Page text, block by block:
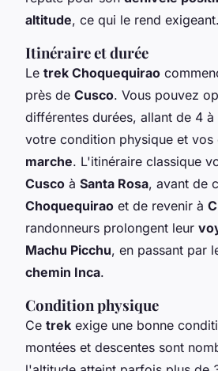
altitude, ce qui le rend exigeant.
Itinéraire et durée
Le trek Choquequirao
près de Cusco. Vous pouvez
différentes durées, allant de 4
votre condition physique et vos
marche. L'itinéraire classique
Cusco à Santa Rosa, avant de
Choquequirao et de revenir à
randonneurs prolongent leur
Machu Picchu, en passant par
chemin Inca.
Condition physique
Ce trek exige une bonne
montées et descentes sont